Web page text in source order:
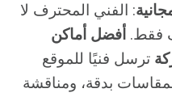
: الفني المحترف لا
فقط. أفضل أماكن
ترسل فنيًا للموقع
بدقة، ومناقشة